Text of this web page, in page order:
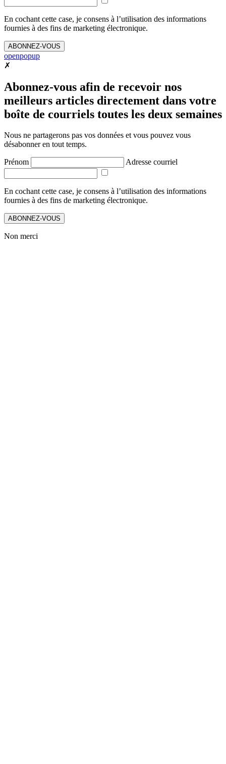
En cochant cette case, je consens à l’utilisation des informations
fournies à des fins de marketing électronique.
ABONNEZ-VOUS
openpopup
✗
Abonnez-vous afin de recevoir nos
meilleurs articles directement dans votre
boîte de courriels toutes les deux semaines
Nous ne partagerons pas vos données et vous pouvez vous
désabonner en tout temps.
Prénom Adresse courriel
En cochant cette case, je consens à l’utilisation des informations
fournies à des fins de marketing électronique.
ABONNEZ-VOUS
Non merci